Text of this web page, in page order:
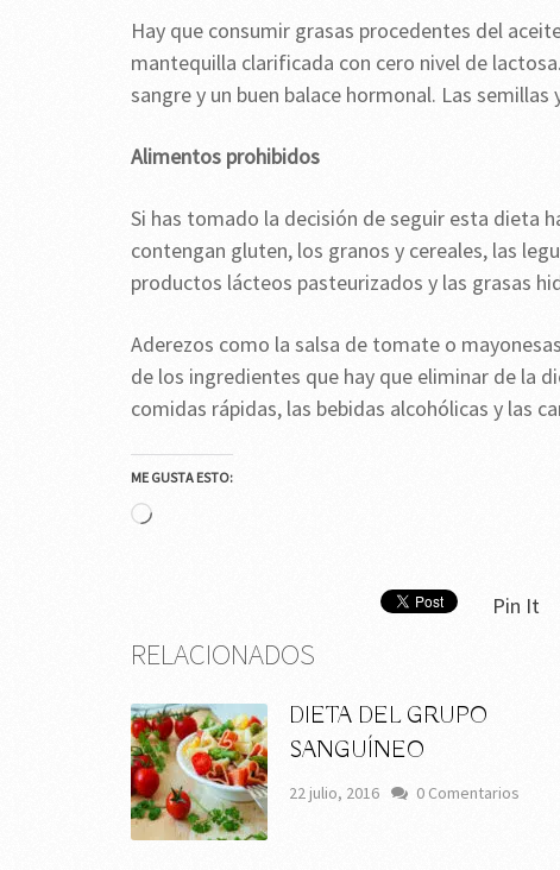
Hay que consumir grasas procedentes del
mantequilla clarificada con cero nivel de
sangre y un buen balace hormonal. Las
Alimentos prohibidos
Si has tomado la decisión de seguir esta dieta
contengan gluten, los granos y cereales, las
productos lácteos pasteurizados y las grasas
Aderezos como la salsa de tomate o
de los ingredientes que hay que eliminar de la
comidas rápidas, las bebidas alcohólicas y las
ME GUSTA ESTO:
Cargando...
Pin It
RELACIONADOS
DIETA DEL GRUPO
SANGUÍNEO
22 julio, 2016 0 Comentarios